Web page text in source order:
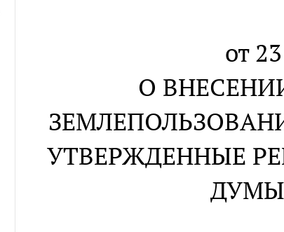
от
О
УТВЕРЖДЕННЫЕ
ДУМЫ